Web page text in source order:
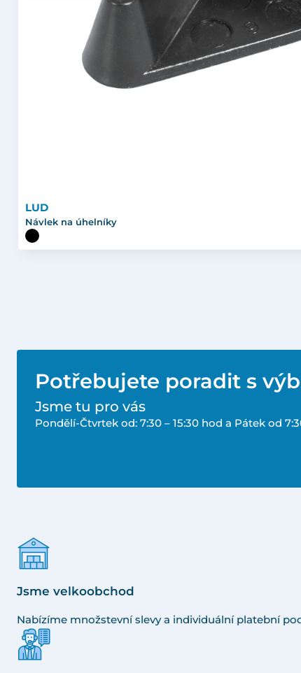
LUD
Návlek na úhelníky
Potřebujete poradit s
Jsme tu pro vás
Pondělí-Čtvrtek od: 7:30 – 15:30 hod a Pátek od
Jsme velkoobchod
Nabízíme množstevní slevy a individuální platební